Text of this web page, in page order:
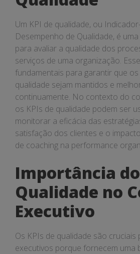
Um KPI de qualidade, ou
Desempenho de Qualidade, é
para avaliar a qualidade dos
serviços de uma organização.
fundamentais para garantir que
qualidade sejam mantidos e
continuamente. No contexto do
os KPIs de qualidade podem ser
monitorar a eficácia das
satisfação dos clientes e o
de coaching na performance
Importância
Qualidade no
Executivo
Os KPIs de qualidade são cruciais
executivos porque fornecem uma